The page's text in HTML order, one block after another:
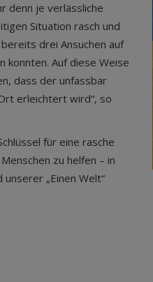
denn je verlässliche
Situation rasch und
drei Ansuchen auf
konnten. Auf diese Weise
dass der unfassbar
erleichtert wird“, so
für eine rasche
zu helfen – in
„Einen Welt“